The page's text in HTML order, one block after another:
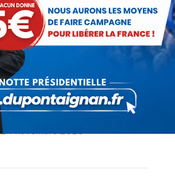
Service militaire : à quand des
mesures sérieuses et
réalistes ?
28 novembre 2025
Budget : l’imposture de trop.
La destitution au plus tôt !
24 novembre 2025